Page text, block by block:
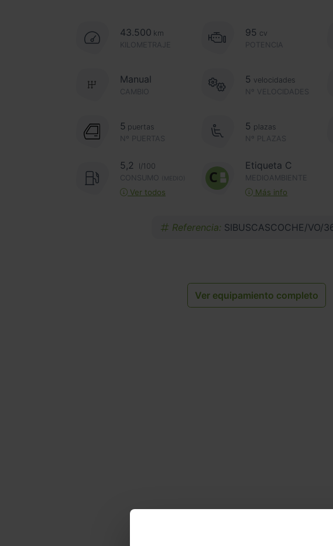
43.500 km
KILOMETRAJE
95 cv
POTENCIA
CAMBIO
Manual
Nº VELOCIDADES
5 velocidades
Nº PUERTAS
5 puertas
Nº PLAZAS
5 plazas
5,2
l/100
CONSUMO
(MEDIO)
Ver todos
Etiqueta C
MEDIOAMBIENTE
Más info
Referencia: SIBUSCASCOCHE/VO/
Ver equipamiento completo